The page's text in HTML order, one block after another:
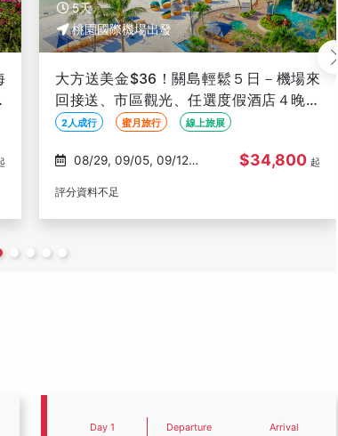
5天
桃園國際機場出發
大方送美金$36！關島輕鬆５日－機場來
回接送、市區觀光、任選度假酒店４晚住
宿含早、機場稅【促銷Ｇ艙含機場稅、２
2人成行 蜜月旅行 線上旅展
$34,800 起
評分資料不足
Day 1 Departure Arrival